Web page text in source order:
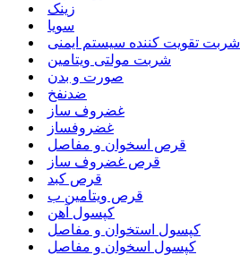
زینک
سویا
شربت تقویت کننده سیستم ایمنی
شربت مولتی ویتامین
صورت و بدن
ضدنفخ
غضروف ساز
غضروفساز
قرص اسخوان و مفاصل
قرص غضروف ساز
قرص کبد
قرص ویتامین ب
کپسول آهن
کپسول استخوان و مفاصل
کپسول اسخوان و مفاصل